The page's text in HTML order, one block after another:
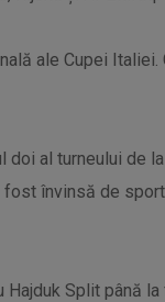
ale Cupei Italiei.
doi al turneului de la
fost învinsă de
Hajduk Split până la